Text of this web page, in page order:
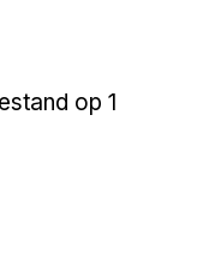
op 1